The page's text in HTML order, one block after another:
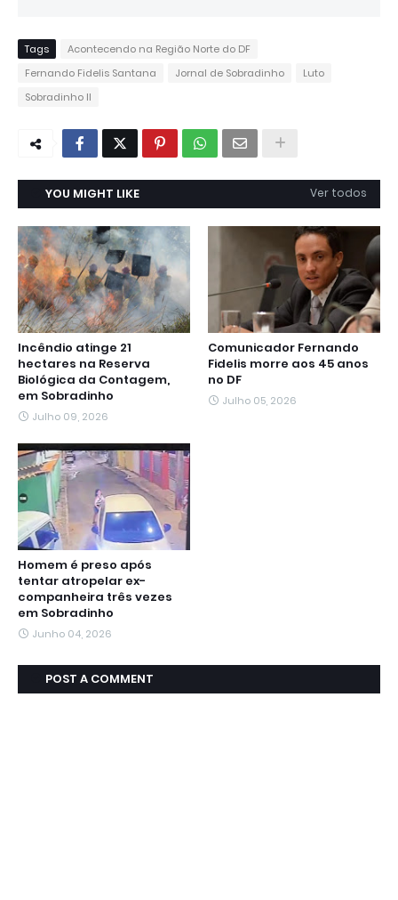
Tags
Acontecendo na Região Norte do DF
Fernando Fidelis Santana
Jornal de Sobradinho
Luto
Sobradinho II
YOU MIGHT LIKE Ver todos
Incêndio atinge 21
hectares na Reserva
Biológica da Contagem,
em Sobradinho
Julho 09, 2026
Comunicador Fernando
Fidelis morre aos 45 anos
no DF
Julho 05, 2026
Homem é preso após
tentar atropelar ex-
companheira três vezes
em Sobradinho
Junho 04, 2026
POST A COMMENT